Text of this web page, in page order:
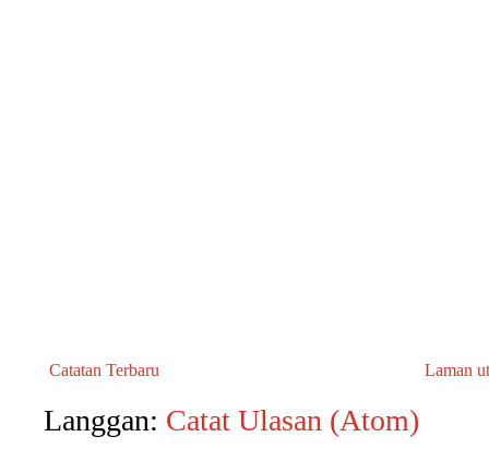
Catatan Terbaru Laman
Langgan: Catat Ulasan (Atom)